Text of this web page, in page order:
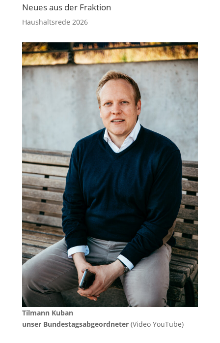
Neues aus der Fraktion
Haushaltsrede 2026
Tilmann Kuban
unser Bundestagsabgeordneter(Video YouTube)